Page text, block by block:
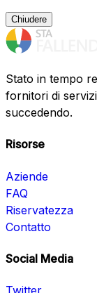
Chiudere
Stato in tempo
fornitori di
succedendo.
Risorse
Aziende
FAQ
Riservatezza
Contatto
Social Media